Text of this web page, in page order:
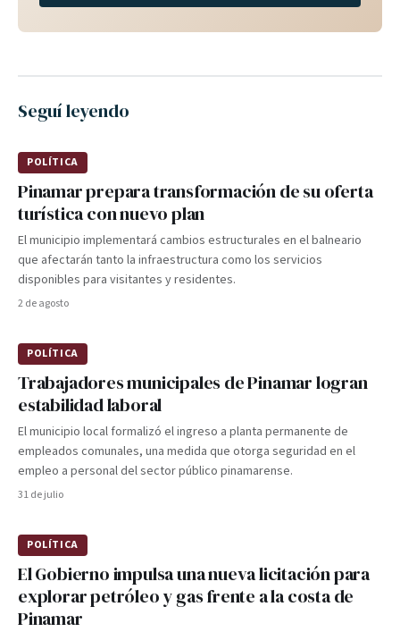
Seguí leyendo
POLÍTICA
Pinamar prepara transformación de su oferta
turística con nuevo plan
El municipio implementará cambios estructurales en el balneario
que afectarán tanto la infraestructura como los servicios
disponibles para visitantes y residentes.
2 de agosto
POLÍTICA
Trabajadores municipales de Pinamar logran
estabilidad laboral
El municipio local formalizó el ingreso a planta permanente de
empleados comunales, una medida que otorga seguridad en el
empleo a personal del sector público pinamarense.
31 de julio
POLÍTICA
El Gobierno impulsa una nueva licitación para
explorar petróleo y gas frente a la costa de
Pinamar